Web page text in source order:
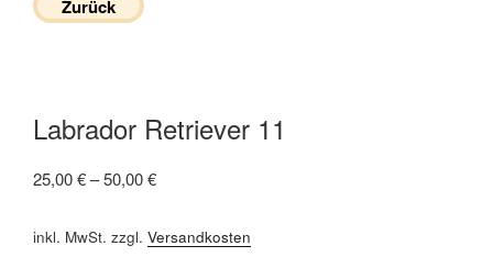
Zurück
Labrador Retriever 11
25,00€–50,00€
inkl. MwSt. zzgl. Versandkosten